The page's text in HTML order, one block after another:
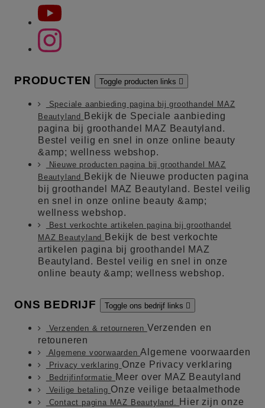
PRODUCTEN Toggle producten links 
Speciale aanbieding pagina bij groothandel MAZ
Beautyland Bekijk de Speciale aanbieding
pagina bij groothandel MAZ Beautyland.
Bestel veilig en snel in onze online beauty
&amp; wellness webshop.
Nieuwe producten pagina bij groothandel MAZ
Beautyland Bekijk de Nieuwe producten pagina
bij groothandel MAZ Beautyland. Bestel veilig
en snel in onze online beauty &amp;
wellness webshop.
Best verkochte artikelen pagina bij groothandel
MAZ Beautyland Bekijk de best verkochte
artikelen pagina bij groothandel MAZ
Beautyland. Bestel veilig en snel in onze
online beauty &amp; wellness webshop.
ONS BEDRIJF Toggle ons bedrijf links 
Verzenden & retourneren Verzenden en
retouneren
Algemene voorwaardenAlgemene voorwaarden
Privacy verklaring Onze Privacy verklaring
Bedrijfinformatie Meer over MAZ Beautyland
Veilige betaling Onze veilige betaalmethode
Contact pagina MAZ Beautyland.
Hier zijn onze